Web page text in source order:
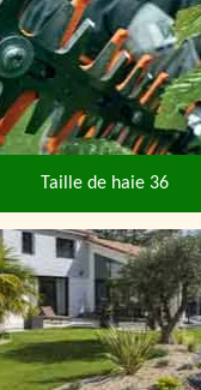
Taille de haie 36